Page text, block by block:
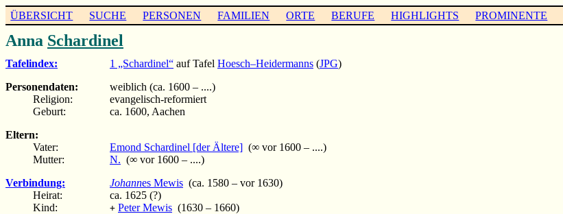
ÜBERSICHT SUCHE PERSONEN FAMILIEN ORTE BERUFE HIGHLIGHTS PROMINENTE
Anna Schardinel
Tafelindex: 1 „Schardinel“ auf Tafel Hoesch–Heidermanns (JPG)
Personendaten:
weiblich (ca. 1600 – ....)
Religion:
evangelisch-reformiert
Geburt:
ca. 1600, Aachen
Eltern:
Vater:
Emond Schardinel [der Ältere] (∞ vor 1600 – ....)
Mutter:
N. (∞ vor 1600 – ....)
Verbindung:
Johannes Mewis (ca. 1580 – vor 1630)
Heirat:
ca. 1625 (?)
Kind:
+ Peter Mewis (1630 – 1660)